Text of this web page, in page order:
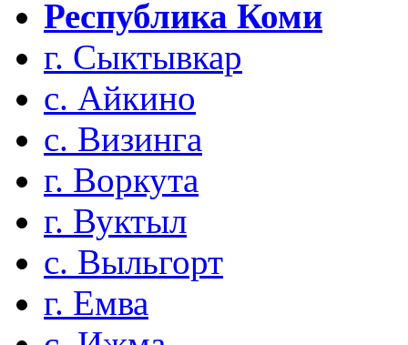
Республика Коми
г. Сыктывкар
с. Айкино
с. Визинга
г. Воркута
г. Вуктыл
с. Выльгорт
г. Емва